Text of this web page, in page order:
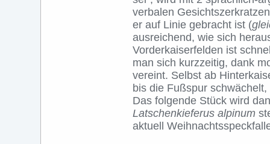
verbalen
er auf Linie gebracht ist (
ausreichend, wie sich
Vorderkaiserfelden ist
man sich kurzzeitig, dank
vereint. Selbst ab
bis die Fußspur
Das folgende Stück wird
Latschenkieferus alpinum
aktuell